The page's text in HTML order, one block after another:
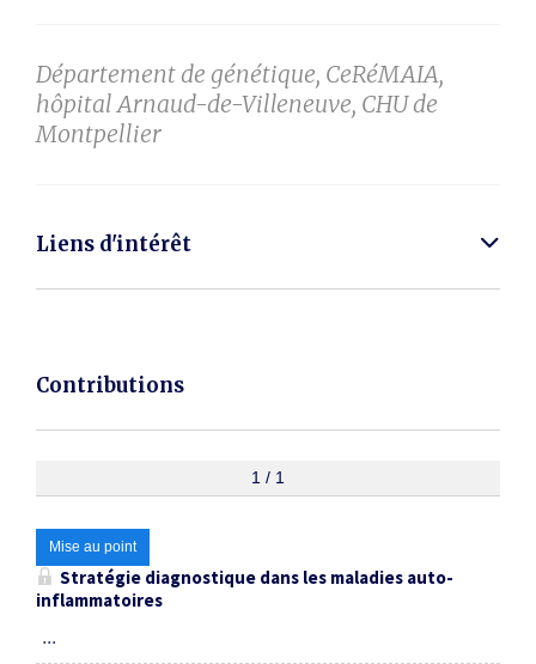
Département de génétique, CeRéMAIA,
hôpital Arnaud-de-Villeneuve, CHU de
Montpellier
Liens d'intérêt
Contributions
1 / 1
Mise au point
Stratégie diagnostique dans les maladies auto-
inflammatoires
...